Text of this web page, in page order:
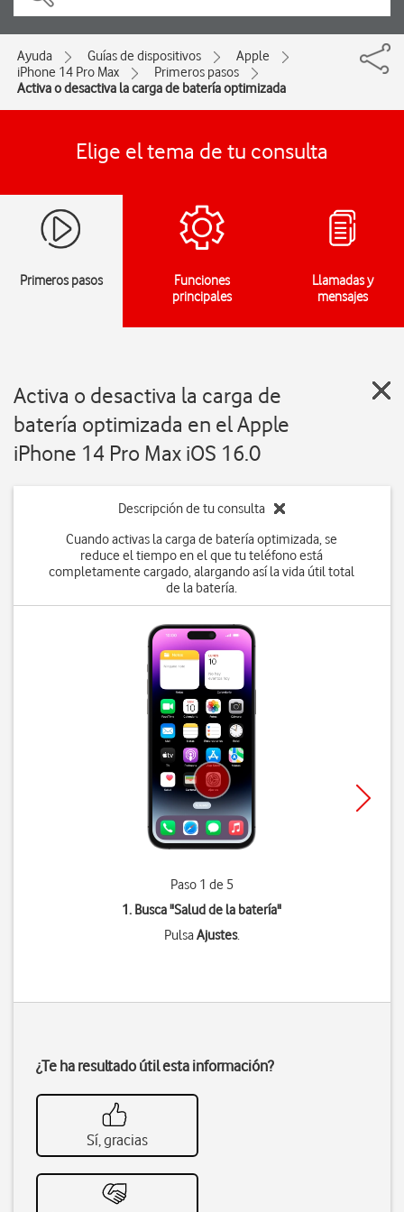
Ayuda Guías de dispositivos
Apple
iPhone 14 Pro Max
Primeros pasos
Activa o desactiva la carga de batería optimizada
Elige el tema de tu consulta
Primeros pasos
Funciones
principales
Llamadas y
mensajes
Activa o desactiva la carga de
batería optimizada en el Apple
iPhone 14 Pro Max iOS 16.0
Descripción de tu consulta
Cuando activas la carga de batería optimizada, se
reduce el tiempo en el que tu teléfono está
completamente cargado, alargando así la vida útil total
de la batería.
Paso 1 de 5
1. Busca "Salud de la batería"
PulsaAjustes.
¿Te ha resultado útil esta información?
Sí, gracias